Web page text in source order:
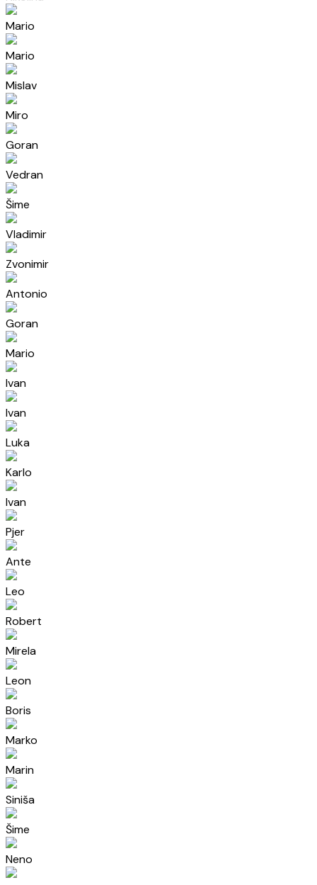
Mario
Mario
Mislav
Miro
Goran
Vedran
Šime
Vladimir
Zvonimir
Antonio
Goran
Mario
Ivan
Ivan
Luka
Karlo
Ivan
Pjer
Ante
Leo
Robert
Mirela
Leon
Boris
Marko
Marin
Siniša
Šime
Neno